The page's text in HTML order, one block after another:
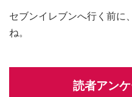
セブンイレブンへ行く前に
ね。
読者アン